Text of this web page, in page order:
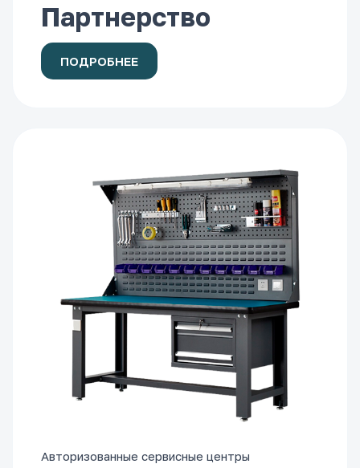
Партнерство
ПОДРОБНЕЕ
Авторизованные сервисные центры